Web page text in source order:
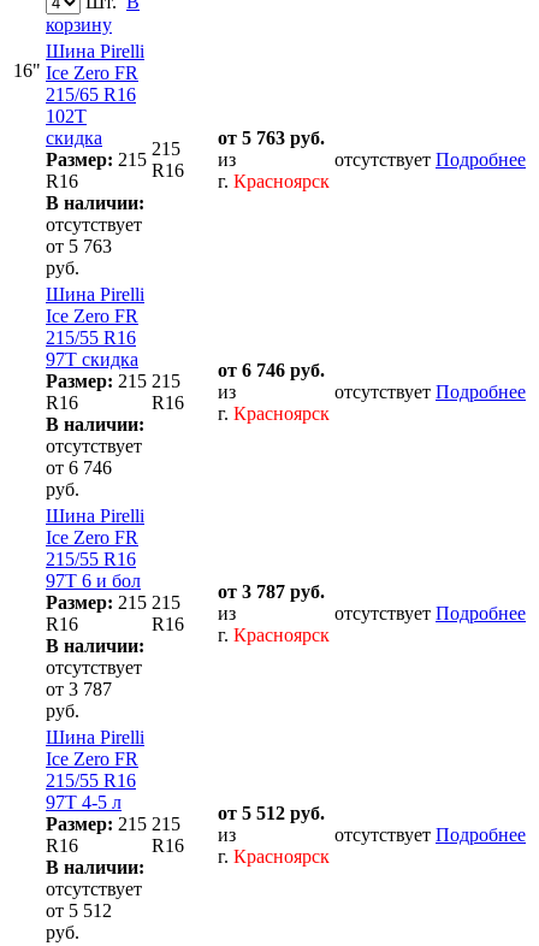
16"
корзину
Шина Pirelli
Ice Zero FR
215/65 R16
102T
скидка
Размер: 215
R16
В наличии:
отсутствует
от 5 763
руб.
215
R16
от 5 763 руб.
из
г. Красноярск
отсутствует Подробнее
Шина Pirelli
Ice Zero FR
215/55 R16
97T скидка
Размер: 215
R16
В наличии:
отсутствует
от 6 746
руб.
215
R16
от 6 746 руб.
из
г. Красноярск
отсутствует Подробнее
Шина Pirelli
Ice Zero FR
215/55 R16
97T 6 и бол
Размер: 215
R16
В наличии:
отсутствует
от 3 787
руб.
215
R16
от 3 787 руб.
из
г. Красноярск
отсутствует Подробнее
Шина Pirelli
Ice Zero FR
215/55 R16
97T 4-5 л
Размер: 215
R16
В наличии:
отсутствует
от 5 512
руб.
215
R16
от 5 512 руб.
из
г. Красноярск
отсутствует Подробнее